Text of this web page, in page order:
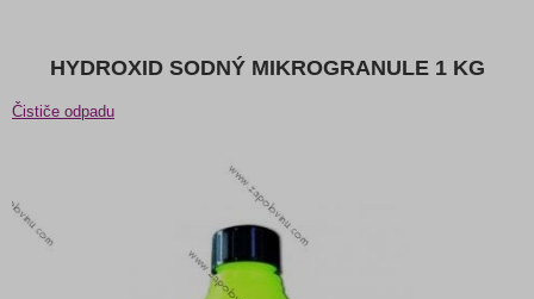
HYDROXID SODNÝ MIKROGRANULE 1 KG
Čističe odpadu